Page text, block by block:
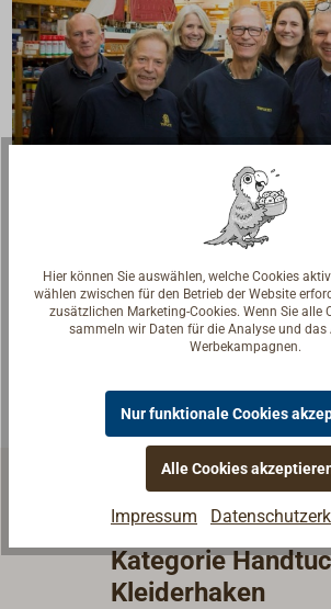
Fragen zum Artikel?
Seglerinnen. Wir verstehen Ihre
passende Antwort.
Experten kontaktieren
Weitere Artikel
Kategorie
Kleiderhaken
Hier können Sie auswählen, welche Cookies
wählen zwischen für den Betrieb der Website
zusätzlichen Marketing-Cookies. Wenn Sie alle
sammeln wir Daten für die Analyse und das
Werbekampagnen.
Nur funktionale Cookies
Alle Cookies
Impressum